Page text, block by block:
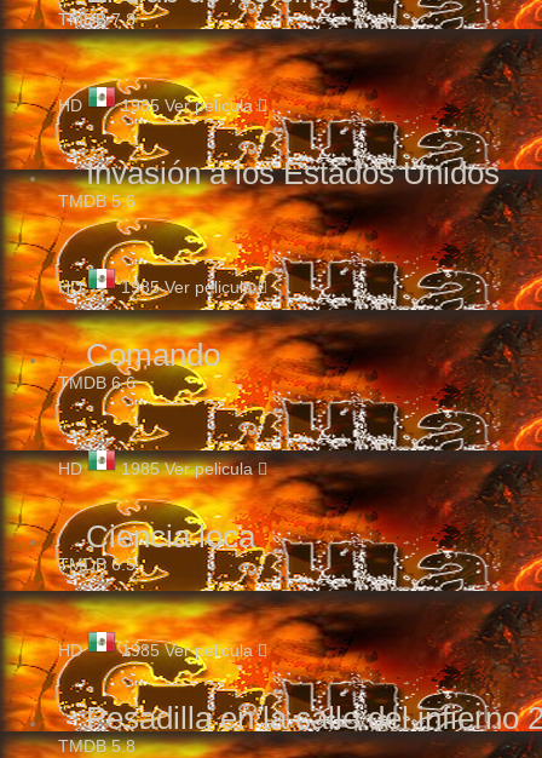
TMDB7.8
HD 1985 Ver pelicula
Invasión a los Estados Unidos
TMDB5.6
HD 1985 Ver pelicula
Comando
TMDB6.6
HD 1985 Ver pelicula
Ciencia loca
TMDB6.5
HD 1985 Ver pelicula
Pesadilla en la calle del infierno
TMDB5.8